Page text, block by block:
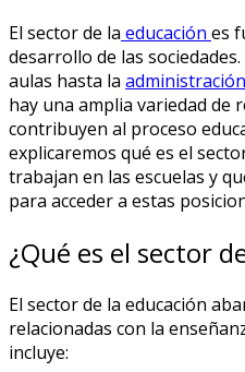
El sector de la educación es
desarrollo de las
aulas hasta la
hay una amplia variedad de
contribuyen al proceso
explicaremos qué es el
trabajan en las escuelas y
para acceder a estas
¿Qué es el sector
El sector de la educación
relacionadas con la
incluye: